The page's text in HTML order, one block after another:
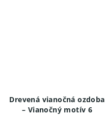
Drevená vianočná ozdoba
– Vianočný motív 6